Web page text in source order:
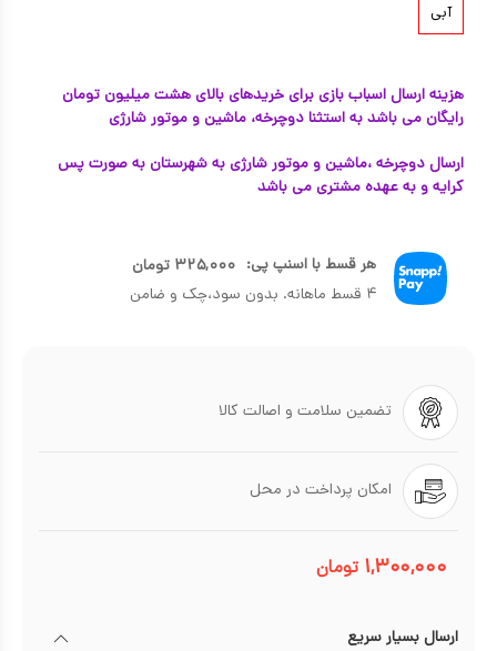
آبی
هزینه ارسال اسباب بازی برای خریدهای بالای هشت میلیون تومان
رایگان می باشد به استثنا دوچرخه، ماشین و موتور شارژی
ارسال دوچرخه ،ماشین و موتور شارژی به شهرستان به صورت پس
کرایه و به عهده مشتری می باشد
هر قسط با اسنپ پی: ۳۲۵,۰۰۰ تومان
۴ قسط ماهانه. بدون سود،چک و ضامن
تضمین سلامت و اصالت کالا
امکان پرداخت در محل
۱,۳۰۰,۰۰۰ تومان
ارسال بسیار سریع